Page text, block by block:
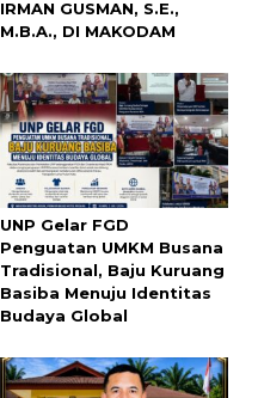
IRMAN GUSMAN, S.E.,
M.B.A., DI MAKODAM
UNP Gelar FGD
Penguatan UMKM Busana
Tradisional, Baju Kuruang
Basiba Menuju Identitas
Budaya Global